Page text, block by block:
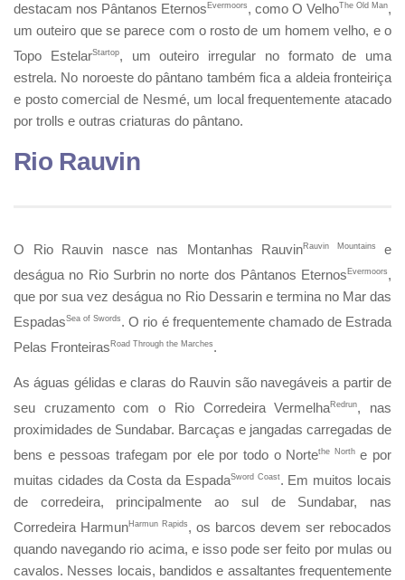
destacam nos Pântanos Eternos Evermoors , como O VelhoThe Old Man,
um outeiro que se parece com o rosto de um homem velho, e o
Topo EstelarStartop, um outeiro irregular no formato de uma
estrela. No noroeste do pântano também fica a aldeia fronteiriça
e posto comercial de Nesmé, um local frequentemente atacado
por trolls e outras criaturas do pântano.
Rio Rauvin
O Rio Rauvin nasce nas Montanhas RauvinRauvin Mountains
e
deságua no Rio Surbrin no norte dos Pântanos Eternos Evermoors ,
que por sua vez deságua no Rio Dessarin e termina no Mar das
EspadasSea of Swords . O rio é frequentemente chamado de Estrada
Pelas Fronteiras Road Through the Marches .
As águas gélidas e claras do Rauvin são navegáveis a partir de
seu cruzamento com o Rio Corredeira VermelhaRedrun, nas
proximidades de Sundabar. Barcaças e jangadas carregadas de
bens e pessoas trafegam por ele por todo o Nortethe Northe por
muitas cidades da Costa da EspadaSword Coast. Em muitos locais
de corredeira, principalmente ao sul de Sundabar, nas
Corredeira HarmunHarmun Rapids , os barcos devem ser rebocados
quando navegando rio acima, e isso pode ser feito por mulas ou
cavalos. Nesses locais, bandidos e assaltantes frequentemente